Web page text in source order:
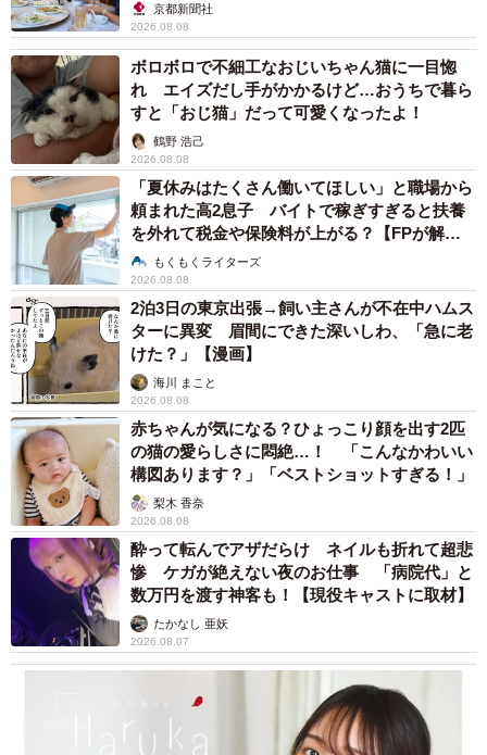
京都新聞社
2026.08.08
ボロボロで不細工なおじいちゃん猫に一目惚
れ エイズだし手がかかるけど…おうちで暮ら
すと「おじ猫」だって可愛くなったよ！
鶴野 浩己
2026.08.08
「夏休みはたくさん働いてほしい」と職場から
頼まれた高2息子 バイトで稼ぎすぎると扶養
を外れて税金や保険料が上がる？【FPが解
説】もくもくライターズ
2026.08.08
2泊3日の東京出張→飼い主さんが不在中ハムス
ターに異変 眉間にできた深いしわ、「急に老
けた？」【漫画】
海川 まこと
2026.08.08
赤ちゃんが気になる？ひょっこり顔を出す2匹
の猫の愛らしさに悶絶…！ 「こんなかわいい
構図あります？」「ベストショットすぎる！」
梨木 香奈
2026.08.08
酔って転んでアザだらけ ネイルも折れて超悲
惨 ケガが絶えない夜のお仕事 「病院代」と
数万円を渡す神客も！【現役キャストに取材】
たかなし 亜妖
2026.08.07